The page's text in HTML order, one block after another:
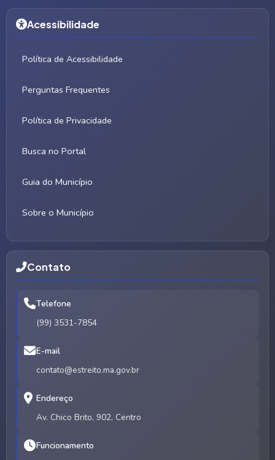
Acessibilidade
Política de Acessibilidade
Perguntas Frequentes
Política de Privacidade
Busca no Portal
Guia do Município
Sobre o Município
Contato
Telefone
(99) 3531-7854
E-mail
contato@estreito.ma.gov.br
Endereço
Av. Chico Brito, 902, Centro
Funcionamento